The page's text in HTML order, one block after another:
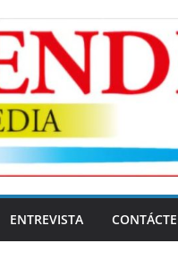
ENTREVISTA